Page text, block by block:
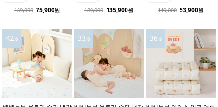
189,000 75,900원 189,000 135,900원 119,000 53,900원
42% 33% 36%